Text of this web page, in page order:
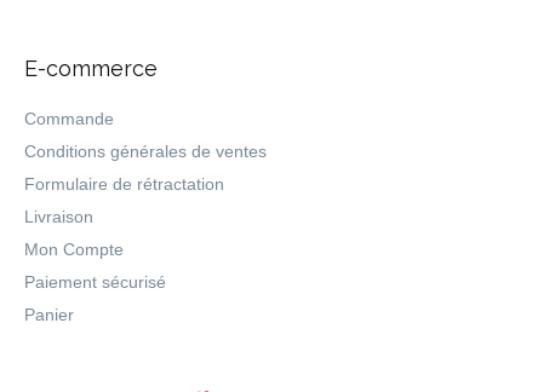
E-commerce
Commande
Conditions générales de ventes
Formulaire de rétractation
Livraison
Mon Compte
Paiement sécurisé
Panier